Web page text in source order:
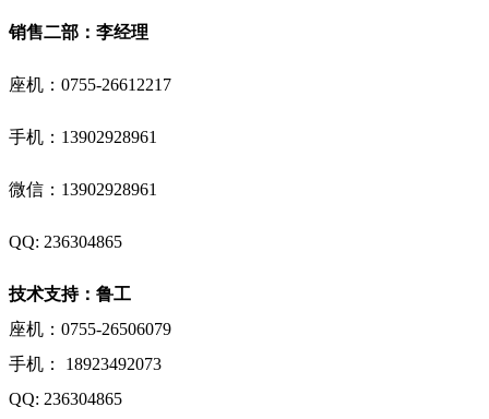
销售二部：李经理
座机：0755-26612217
手机： 13902928961
微信： 13902928961
QQ: 236304865
技术支持：鲁工
座机：0755-26506079
手机： 18923492073
QQ: 236304865